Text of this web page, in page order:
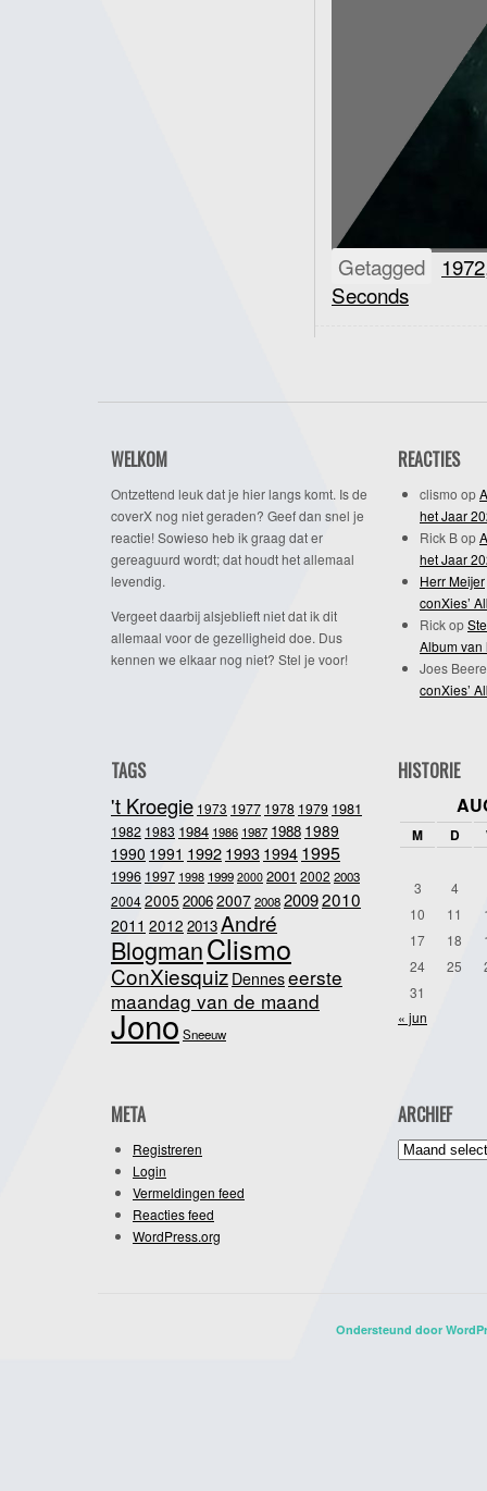
Getagged 1972
Seconds
WELKOM
Ontzettend leuk dat je hier langs komt. Is de
coverX nog niet geraden? Geef dan snel je
reactie! Sowieso heb ik graag dat er
gereaguurd wordt; dat houdt het allemaal
levendig.
Vergeet daarbij alsjeblieft niet dat ik dit
allemaal voor de gezelligheid doe. Dus
kennen we elkaar nog niet? Stel je voor!
REACTIES
clismo op
het Jaar
Rick Bop
het Jaar
Herr Meijer
conXies’
Rickop
Album van
Joes
conXies’
TAGS
't Kroegie 1973 1977 1978 1979 1981
1982 1983 1984 1986 1987 1988 1989
1990 1991 19921993 1994 1995
1996 1997 1998 1999 2000 2001 2002 2003
20042005 20062007200820092010
2011 2012 2013André
BlogmanClismo
ConXiesquiz Denneseerste
maandag van de maand
JonoSneeuw
HISTORIE
M D
3
4
10
11
17
18
24
25
31
« jun
META
Registreren
Login
Vermeldingen feed
Reacties feed
WordPress.org
ARCHIEF
Archief
Ondersteund door